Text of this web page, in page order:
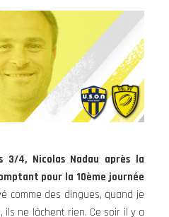
3/4, Nicolas Nadau après la
pour la 10ème journée
comme des dingues, quand je
ils ne lâchent rien. Ce soir il y a